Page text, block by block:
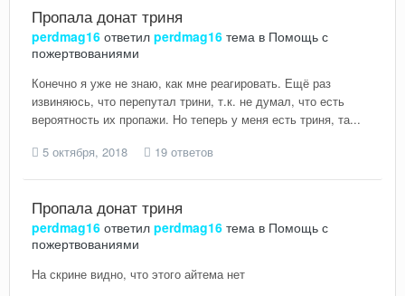
Пропала донат триня
perdmag16 ответил perdmag16 тема в Помощь с
пожертвованиями
Конечно я уже не знаю, как мне реагировать. Ещё раз
извиняюсь, что перепутал трини, т.к. не думал, что есть
вероятность их пропажи. Но теперь у меня есть триня, та...
5 октября, 2018
19 ответов
Пропала донат триня
perdmag16 ответил perdmag16 тема в Помощь с
пожертвованиями
На скрине видно, что этого айтема нет